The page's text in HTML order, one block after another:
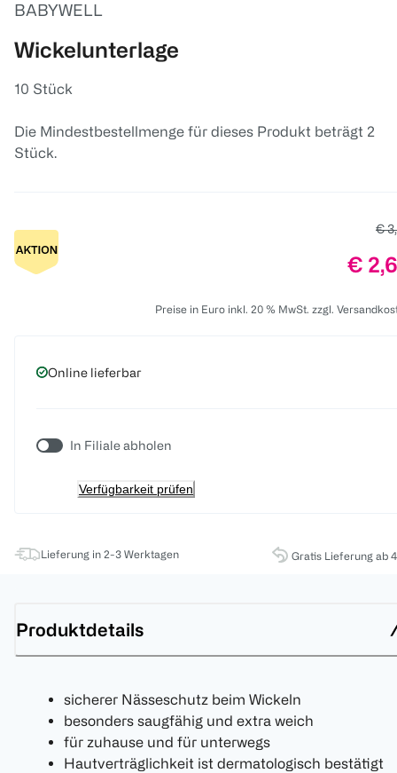
BABYWELL
Wickelunterlage
10 Stück
Die Mindestbestellmenge für dieses Produkt beträgt 2
Stück.
€
€
Preise in Euro inkl. 20 % MwSt. zzgl.
Online lieferbar
In Filiale abholen
Verfügbarkeit prüfen
Lieferung in 2-3 Werktagen Gratis Lieferung ab
Produktdetails
sicherer Nässeschutz beim Wickeln
besonders saugfähig und extra weich
für zuhause und für unterwegs
Hautverträglichkeit ist dermatologisch bestätigt